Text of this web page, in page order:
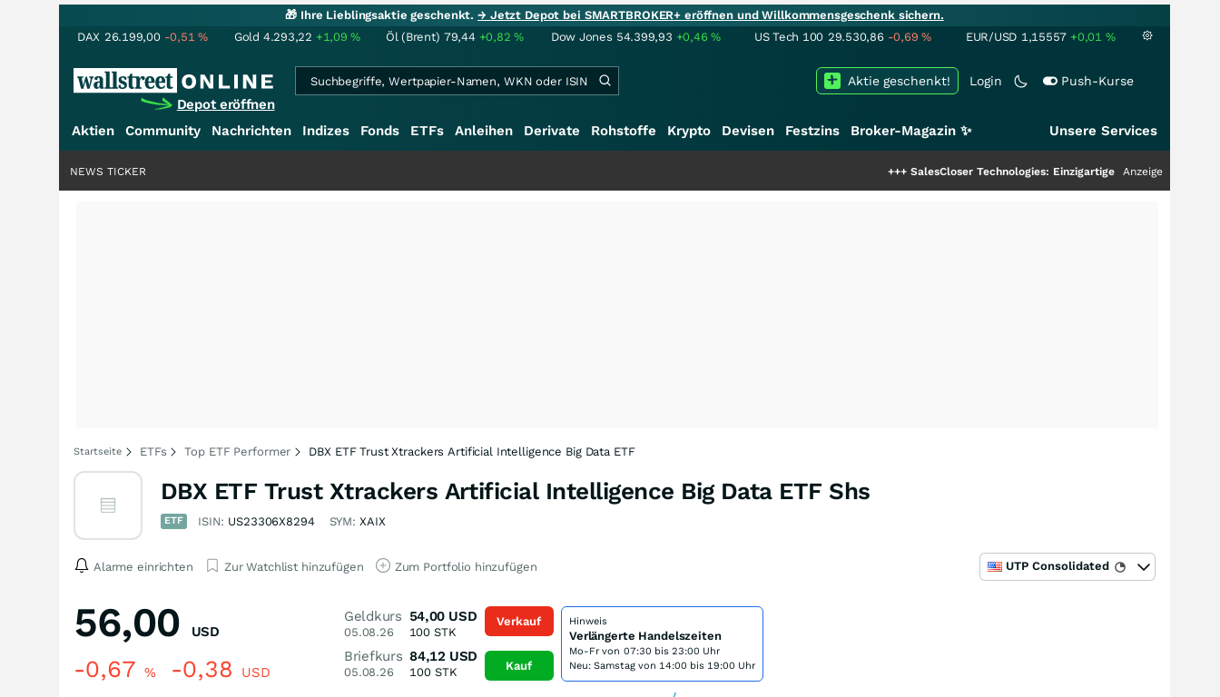
🎁 Ihre Lieblingsaktie geschenkt.→ Jetzt Depot bei SMARTBROKER+ eröffnen und Willkommensgeschenk sichern.
DAX 26.199,00 -0,51% Gold 4.293,22 +1,09% Öl (Brent) 79,44 +0,82% Dow Jones 54.399,93 +0,46% US Tech 100 29.530,86 -0,69% EUR/USD 1,15557 +0,01 %
Depot eröffnen
Login Push-Kurse
Aktie geschenkt!
Aktien Community Nachrichten Indizes Fonds ETFs Anleihen Derivate Rohstoffe Krypto Devisen Festzins Broker-Magazin ✨ Unsere Services
SalesCloser Technologies: Einzigartige Leistung zieht die Top-Dogs
Anzeige
NEWS TICKER
Startseite ETFs Top ETF Performer DBX ETF Trust Xtrackers Artificial Intelligence Big Data ETF
DBX ETF Trust Xtrackers Artificial Intelligence Big Data ETF Shs
ETF ISIN: US23306X8294 SYM: XAIX
Alarme einrichten Zur Watchlist hinzufügen Zum Portfolio hinzufügen UTP Consolidated
56,00 USD
-0,67 % -0,38 USD
Geldkurs
05.08.26
54,00 USD
100 STK
Briefkurs
05.08.26
84,12 USD
100STK
Verkauf
Kauf
Hinweis
Verlängerte Handelszeiten
Mo-Fr von 07:30 bis 23:00 Uhr
Neu: Samstag von 14:00 bis 19:00 Uhr